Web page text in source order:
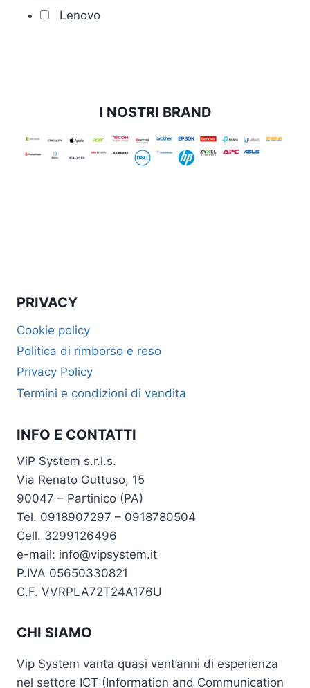
Lenovo
I NOSTRI BRAND
PRIVACY
Cookie policy
Politica di rimborso e reso
Privacy Policy
Termini e condizioni di vendita
INFO E CONTATTI
ViP System s.r.l.s.
Via Renato Guttuso, 15
90047 – Partinico (PA)
Tel. 0918907297 – 0918780504
Cell. 3299126496
e-mail: info@vipsystem.it
P.IVA 05650330821
C.F. VVRPLA72T24A176U
CHI SIAMO
Vip System vanta quasi vent’anni di esperienza
nel settore ICT (Information and Communication